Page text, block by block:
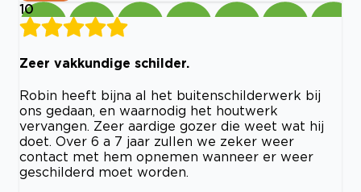
10
Zeer vakkundige schilder.
Robin heeft bijna al het buitenschilderwerk bij
ons gedaan, en waarnodig het houtwerk
vervangen. Zeer aardige gozer die weet wat hij
doet. Over 6 a 7 jaar zullen we zeker weer
contact met hem opnemen wanneer er weer
geschilderd moet worden.